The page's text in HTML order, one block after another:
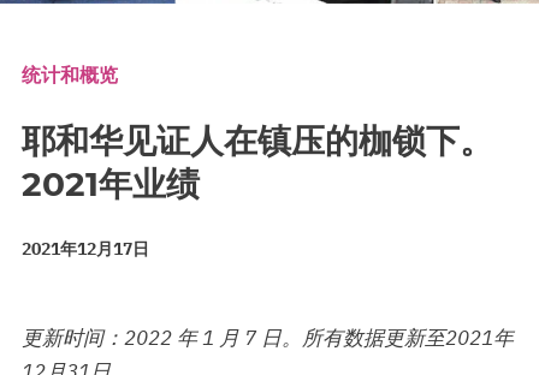
统计和概览
耶和华见证人在镇压的枷锁下。
2021年业绩
2021年12月17日
更新时间：2022 年 1 月 7 日。所有数据更新至2021年